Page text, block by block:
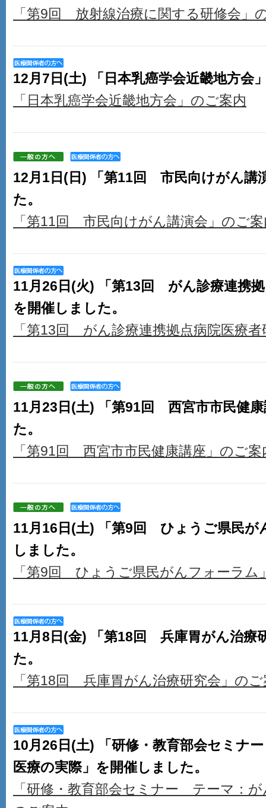
「第9回 放射線治療に関する研修会」
12月7日(土) 「日本乳癌学会近畿地方会
「日本乳癌学会近畿地方会」のご案内
12月1日(日) 「第11回 市民向けがん講
た。
「第11回 市民向けがん講演会」のご
11月26日(火) 「第13回 がん診療連携
を開催しました。
「第13回 がん診療連携拠点病院医療
11月23日(土) 「第91回 西宮市市民健
た。
「第91回 西宮市市民健康講座」のご案
11月16日(土) 「第9回 ひょうご県民が
しました。
「第9回 ひょうご県民がんフォーラム
11月8日(金) 「第18回 兵庫胃がん治療
た。
「第18回 兵庫胃がん治療研究会」のご
10月26日(土) 「研修・教育部会セミナ
医療の実際」を開催しました。
「研修・教育部会セミナー テーマ：